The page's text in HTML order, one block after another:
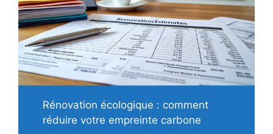
Rénovation écologique : comment
réduire votre empreinte carbone